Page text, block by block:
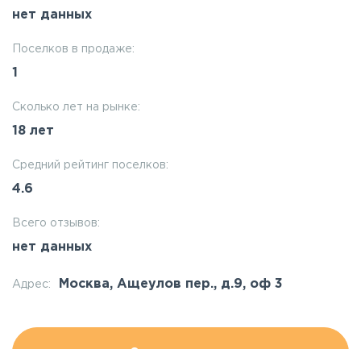
нет данных
Поселков в продаже:
1
Сколько лет на рынке:
18 лет
Средний рейтинг поселков:
4.6
Всего отзывов:
нет данных
Адрес: Москва, Ащеулов пер., д.9, оф 3